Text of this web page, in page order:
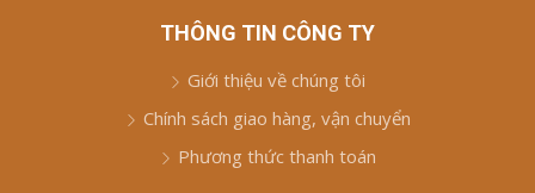
THÔNG TIN CÔNG TY
Giới thiệu về chúng tôi
Chính sách giao hàng, vận chuyển
Phương thức thanh toán